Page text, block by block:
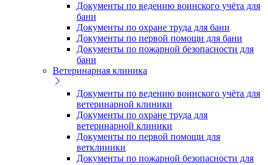
Документы по ведению воинского учёта для
бани
Документы по охране труда для бани
Документы по первой помощи для бани
Документы по пожарной безопасности для
бани
Ветеринарная клиника
Документы по ведению воинского учёта для
ветеринарной клиники
Документы по охране труда для
ветеринарной клиники
Документы по первой помощи для
ветклиники
Документы по пожарной безопасности для